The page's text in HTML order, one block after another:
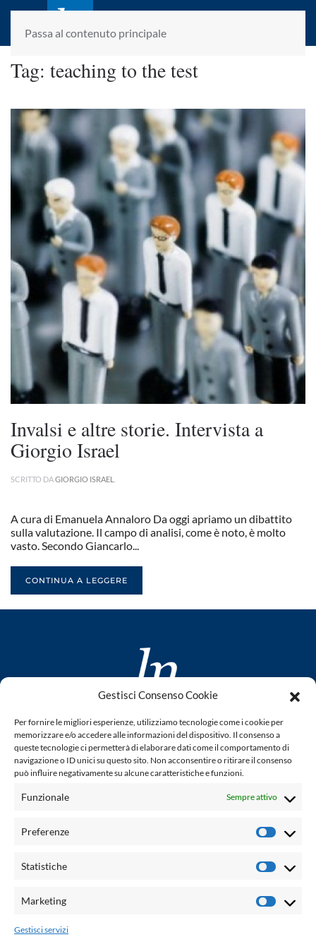
Gestisci Consenso Cookie
Per fornire le migliori esperienze, utilizziamo tecnologie come i cookie per
memorizzare e/o accedere alle informazioni del dispositivo. Il consenso a
queste tecnologie ci permetterà di elaborare dati come il comportamento di
navigazione o ID unici su questo sito. Non acconsentire o ritirare il consenso
può influire negativamente su alcune caratteristiche e funzioni.
Funzionale Sempre attivo
Preferenze
Statistiche
Marketing
Gestisci servizi
Passa al contenuto principale
laletteraturaenoi.it
fondato da Romano Luperini
Tag: teaching to the test
Invalsi e altre storie. Intervista a
Giorgio Israel
SCRITTO DAGIORGIO ISRAEL
A cura di Emanuela Annaloro Da oggi apriamo un dibattito
sulla valutazione. Il campo di analisi, come è noto, è molto
vasto. Secondo Giancarlo...
CONTINUA A LEGGERE
www.laletteraturaenoi.it
fondato da Romano Luperini
Questo blog non rappresenta una testata giornalistica in
quanto viene aggiornato senza alcuna periodicità. Non può
legge n° 62 del 7.03.2001. L'autore non è responsabile per
email: